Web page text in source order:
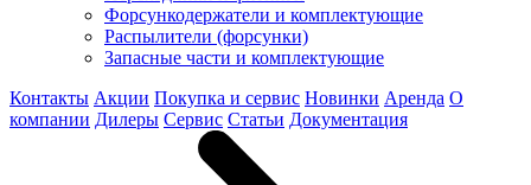
Форсункодержатели и комплектующие
Распылители (форсунки)
Запасные части и комплектующие
Контакты Акции Покупка и сервис Новинки Аренда О
компании Дилеры Сервис Статьи Документация